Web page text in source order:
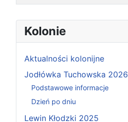
Kolonie
Aktualności kolonijne
Jodłówka Tuchowska 2026
Podstawowe informacje
Dzień po dniu
Lewin Kłodzki 2025